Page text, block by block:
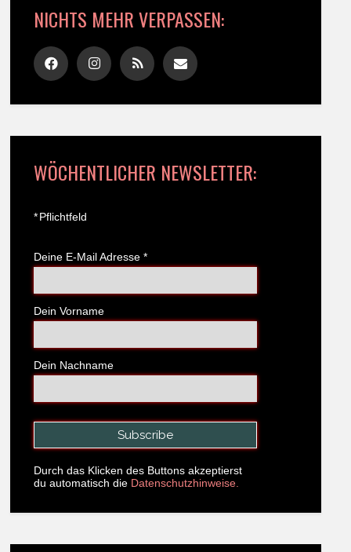
NICHTS MEHR VERPASSEN:
WÖCHENTLICHER NEWSLETTER:
*Pflichtfeld
Deine E-Mail Adresse *
Dein Vorname
Dein Nachname
Durch das Klicken des Buttons akzeptierst
du automatisch die Datenschutzhinweise.